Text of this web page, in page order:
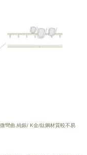
彎曲.純銀/ K金/鈦鋼材質較不易